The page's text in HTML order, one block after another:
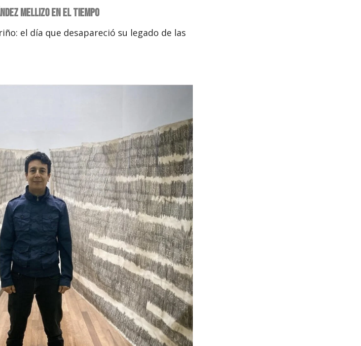
Mellizo en El Tiempo
el día que desapareció su legado de las